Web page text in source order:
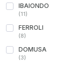
IBAIONDO
(11)
FERROLI
(8)
DOMUSA
(3)